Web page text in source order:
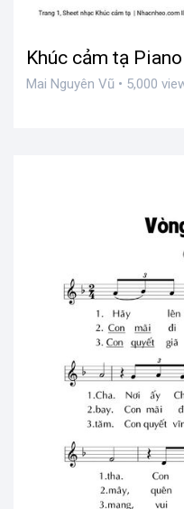
Khúc cảm tạ
Mai Nguyên Vũ • 5,000